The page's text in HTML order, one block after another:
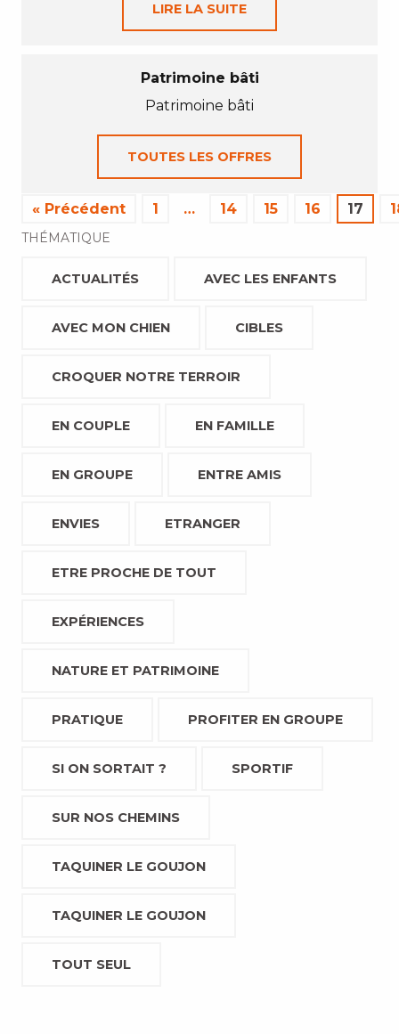
LIRE LA SUITE
Patrimoine bâti
Patrimoine bâti
TOUTES LES OFFRES
« Précédent 1 … 14 15 16 17
THÉMATIQUE
ACTUALITÉS AVEC LES ENFANTS
AVEC MON CHIEN CIBLES
CROQUER NOTRE TERROIR
EN COUPLE EN FAMILLE
EN GROUPE ENTRE AMIS
ENVIES ETRANGER
ETRE PROCHE DE TOUT
EXPÉRIENCES
NATURE ET PATRIMOINE
PRATIQUE PROFITER EN GROUPE
SI ON SORTAIT ? SPORTIF
SUR NOS CHEMINS
TAQUINER LE GOUJON
TAQUINER LE GOUJON
TOUT SEUL